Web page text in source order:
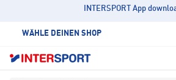
INTERSPORT App
WÄHLE DEINEN SHOP